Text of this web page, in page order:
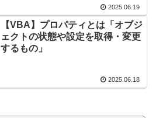
2025.06.19
【VBA】プロパティとは「オブジ
ェクトの状態や設定を取得・変更
するもの」
2025.06.18